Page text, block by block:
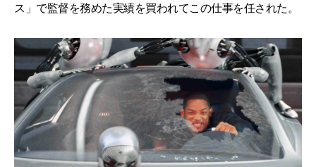
ス」で監督を務めた実績を買われてこの仕事を任された。